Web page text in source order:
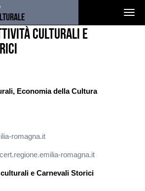
culturali e
Economia della Cultura
romagna.it
romagna.it
e Carnevali Storici